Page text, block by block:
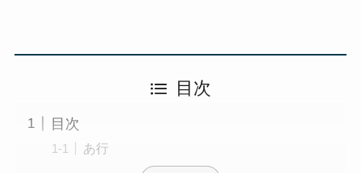
目次
目次
あ行